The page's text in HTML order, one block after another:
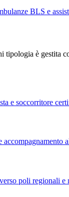
BLS e
è gestita
e soccorritore
accompagnamento
poli regionali e